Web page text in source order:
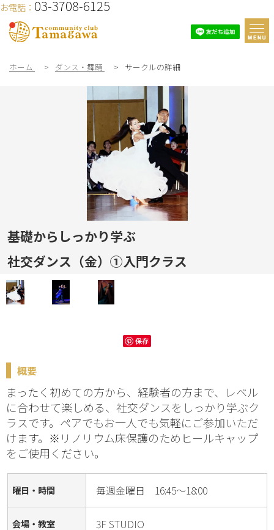
お電話： 03-3708-6125
ホーム > ダンス・舞踊 > サークルの詳細
基礎からしっかり学ぶ
社交ダンス（金）①入門クラス
保存
概要
まったく初めての方から、経験者の方まで、レベル
に合わせて楽しめる、社交ダンスをしっかり学ぶク
ラスです。ペアでもお一人でも気軽にご参加いただ
けます。※リノリウム床保護のためヒールキャップ
をご使用ください。
曜日・時間 毎週金曜日 16:45～18:00
会場・教室 3F STUDIO